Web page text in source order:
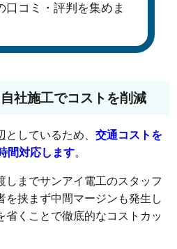
口コミ・評判を集めま
社施工でコストを削減
としているため、交通コストを
間対応します。
しまでサンアイ電工のスタッフ
を挟まず中間マージンも発生し
省くことで徹底的なコストカッ